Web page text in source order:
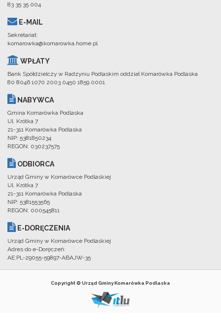
83 35 35 004
E-MAIL
Sekretariat:
komarowka@komarowka.home.pl
WPŁATY
Bank Spółdzielczy w Radzyniu Podlaskim oddział Komarówka Podlaska
80 8046 1070 2003 0450 1859 0001
NABYWCA
Gmina Komarówka Podlaska
Ul. Krótka 7
21-311 Komarówka Podlaska
NIP: 5381850234
REGON: 030237575
ODBIORCA
Urząd Gminy w Komarówce Podlaskiej
Ul. Krótka 7
21-311 Komarówka Podlaska
NIP: 5381553565
REGON: 000545811
E-DORĘCZENIA
Urząd Gminy w Komarówce Podlaskiej
Adres do e-Doręczeń:
AE:PL-29055-59897-ABAJW-35
Copyright © Urząd Gminy Komarówka Podlaska